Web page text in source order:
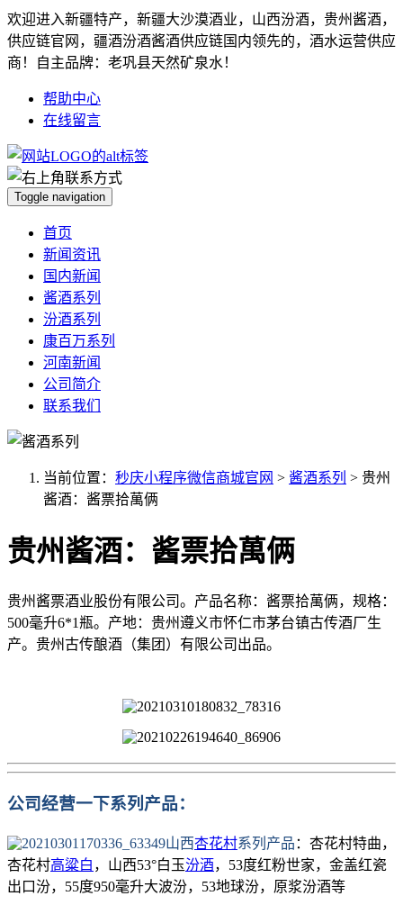
欢迎进入新疆特产，新疆大沙漠酒业，山西汾酒，贵州酱酒，
供应链官网，疆酒汾酒酱酒供应链国内领先的，酒水运营供应
商！自主品牌：老巩县天然矿泉水！
帮助中心
在线留言
Toggle navigation
首页
新闻资讯
国内新闻
酱酒系列
汾酒系列
康百万系列
河南新闻
公司简介
联系我们
当前位置： 秒庆小程序微信商城官网 > 酱酒系列 > 贵州
酱酒：酱票拾萬俩
贵州酱酒：酱票拾萬俩
贵州酱票酒业股份有限公司。产品名称：酱票拾萬俩，规格：
500毫升6*1瓶。产地：贵州遵义市怀仁市茅台镇古传酒厂生
产。贵州古传酿酒（集团）有限公司出品。
公司经营一下系列产品：
山西杏花村系列产品 ：杏花村特曲，
杏花村高粱白 ，山西53°白玉汾酒，53度红粉世家，金盖红瓷
出口汾，55度950毫升大波汾，53地球汾，原浆汾酒等